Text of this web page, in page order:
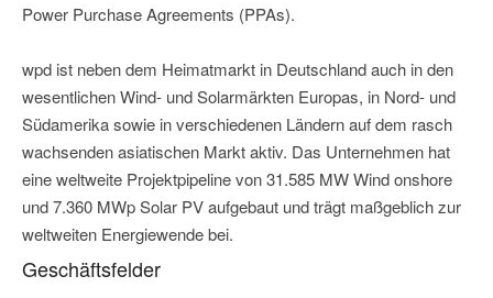
Power Purchase Agreements (PPAs).
wpd ist neben dem Heimatmarkt in Deutschland auch in den
wesentlichen Wind- und Solarmärkten Europas, in Nord- und
Südamerika sowie in verschiedenen Ländern auf dem rasch
wachsenden asiatischen Markt aktiv. Das Unternehmen hat
eine weltweite Projektpipeline von 31.585 MW Wind onshore
und 7.360 MWp Solar PV aufgebaut und trägt maßgeblich zur
weltweiten Energiewende bei.
Geschäftsfelder